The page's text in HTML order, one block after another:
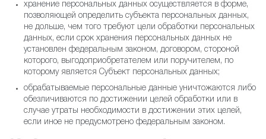
хранение персональных данных осуществляется в форме,
позволяющей определить субъекта персональных данных,
не дольше, чем того требуют цели обработки персональных
данных, если срок хранения персональных данных не
установлен федеральным законом, договором, стороной
которого, выгодоприобретателем или поручителем, по
которому является Субъект персональных данных;
обрабатываемые персональные данные уничтожаются либо
обезличиваются по достижении целей обработки или в
случае утраты необходимости в достижении этих целей,
если иное не предусмотрено федеральным законом.